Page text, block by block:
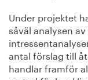
Under projektet
såväl analysen
antal förslag till
handlar framför